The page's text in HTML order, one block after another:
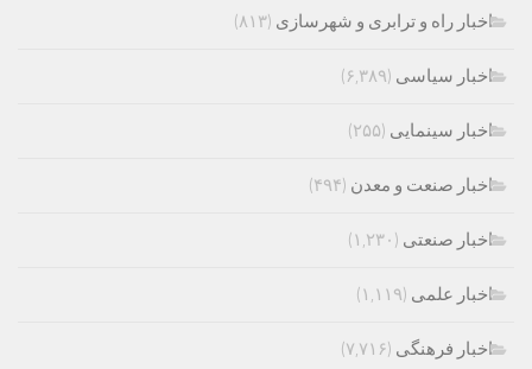
اخبار راه و ترابری و شهرسازی (۸۱۳)
اخبار سیاسی (۶,۳۸۹)
اخبار سینمایی (۲۵۵)
اخبار صنعت و معدن (۴۹۴)
اخبار صنعتی (۱,۲۳۰)
اخبار علمی (۱,۱۱۹)
اخبار فرهنگی (۷,۷۱۶)